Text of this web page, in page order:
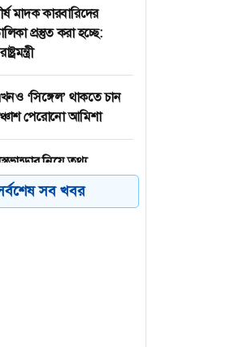
মাদক কারবারিদের
প্রস্তুত করা হচ্ছে:
‘সিঙ্গেল’ থাকতে চান
পেরোনো আমিশা
নিয়ে তথ্য
কারাদণ্ডের
হুঁশিয়ারি ট্রাম্পেরসব খবর